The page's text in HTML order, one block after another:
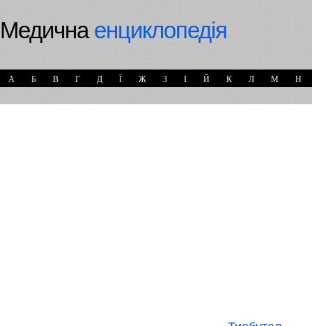
Медичнаенциклопедія
А Б В Г Д Ї Ж З І Й К Л М Н